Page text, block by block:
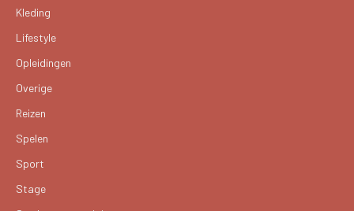
Kleding
Lifestyle
Opleidingen
Overige
Reizen
Spelen
Sport
Stage